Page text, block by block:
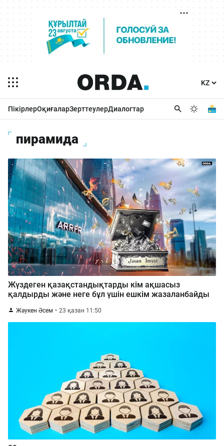
ПікірлерОқиғаларЗерттеулерДиалогтар
пирамида
Жүздеген қазақстандықтарды кім ақшасыз
қалдырды және неге бұл үшін ешкім жазаланбайды
Жәукен Әсем 23 қазан 11:50